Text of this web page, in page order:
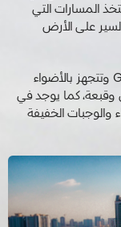
المسارات التي
على الأرض
وتتجهز بالأضواء
كما يوجد في
الخفيفة